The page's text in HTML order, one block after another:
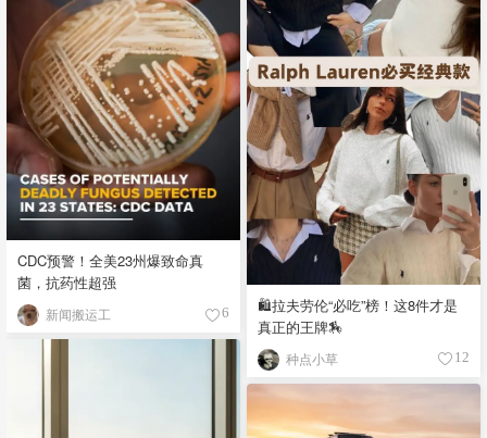
CDC预警！全美23州爆致命真
菌，抗药性超强
新闻搬运工 6
🛍️拉夫劳伦“必吃”榜！这8件才是
真正的王牌🏇
种点小草 12